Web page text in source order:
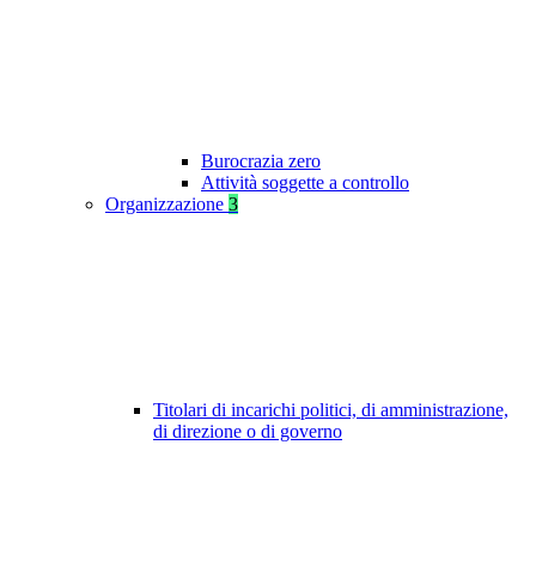
Burocrazia zero
Attività soggette a controllo
Organizzazione 3
Titolari di incarichi politici, di amministrazione,
di direzione o di governo